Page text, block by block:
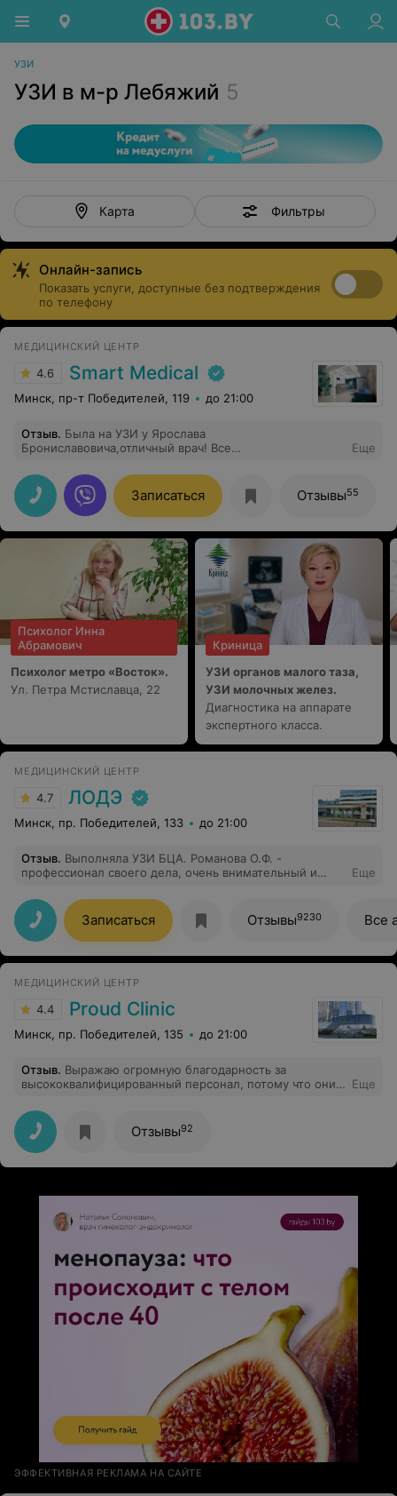
УЗИ
УЗИ в м-р Лебяжий 5
Карта Фильтры
Онлайн-запись
Показать услуги, доступные без подтверждения
по телефону
МЕДИЦИНСКИЙ ЦЕНТР
4.6 Smart Medical
Минск, пр-т Победителей, 119 до 21:00
Отзыв. Была на УЗИ у Ярослава
Брониславовича,отличный врач! Все
помощница у него замечательная (не знаю как зовут к
сожалению) отношение к поциентам на высшем
уровне !!! Обращаться в следующие разы буду только в
эту клинику и только к этому врачу!))
Еще
Записаться Отзывы55
Психолог Инна
Абрамович
Психолог метро «Восток».
Ул. Петра Мстиславца, 22
Криница
УЗИ органов малого таза,
УЗИ молочных желез.
Диагностика на аппарате
экспертного класса.
МЕДИЦИНСКИЙ ЦЕНТР
4.7 ЛОДЭ
Минск, пр. Победителей, 133 до 21:00
Отзыв. Выполняла УЗИ БЦА. Романова О.Ф. -
профессионал своего дела, очень внимательный и
консультация. Спасибо большое Ольге Феликсовне:)
Еще
Записаться Отзывы9230 Все
МЕДИЦИНСКИЙ ЦЕНТР
4.4 Proud Clinic
Минск, пр. Победителей, 135 до 21:00
Отзыв. Выражаю огромную благодарность за
высококвалифицированный персонал, потому что они
благодарность лучшему терапевту Максудовой
Екатерине Сергеевне она мой любимый чудо врач,
которая помогла мне, и спасла жизнь моему мужу,
определение точности в постановке диагноза,
грамотное назначение лечения, внимательность на
огромное от души что встретила врача от Бога
Еще
Отзывы92
ЭФФЕКТИВНАЯ РЕКЛАМА НА САЙТЕ